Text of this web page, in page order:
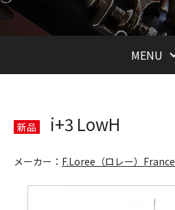
MENU
新品 i+3 LowH
メーカー： F.Loree（ロレー）France